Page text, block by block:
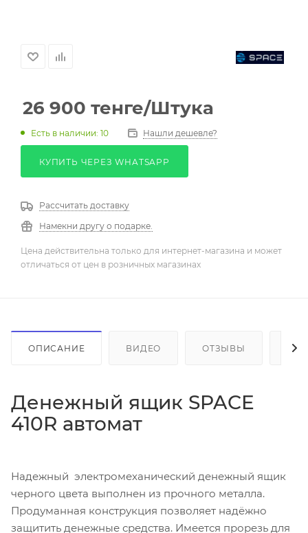
26 900 тенге/Штука
Есть в наличии: 10 Нашли дешевле?
КУПИТЬ ЧЕРЕЗ WHATSAPP
Рассчитать доставку
Намекни другу о подарке.
Цена действительна только для интернет-магазина и может
отличаться от цен в розничных магазинах
ОПИСАНИЕ ВИДЕО ОТЗЫВЫ
Денежный ящик SPACE
410R автомат
Надежный электромеханический денежный ящик
черного цвета выполнен из прочного металла.
Продуманная конструкция позволяет надёжно
защитить денежные средства. Имеется прорезь для